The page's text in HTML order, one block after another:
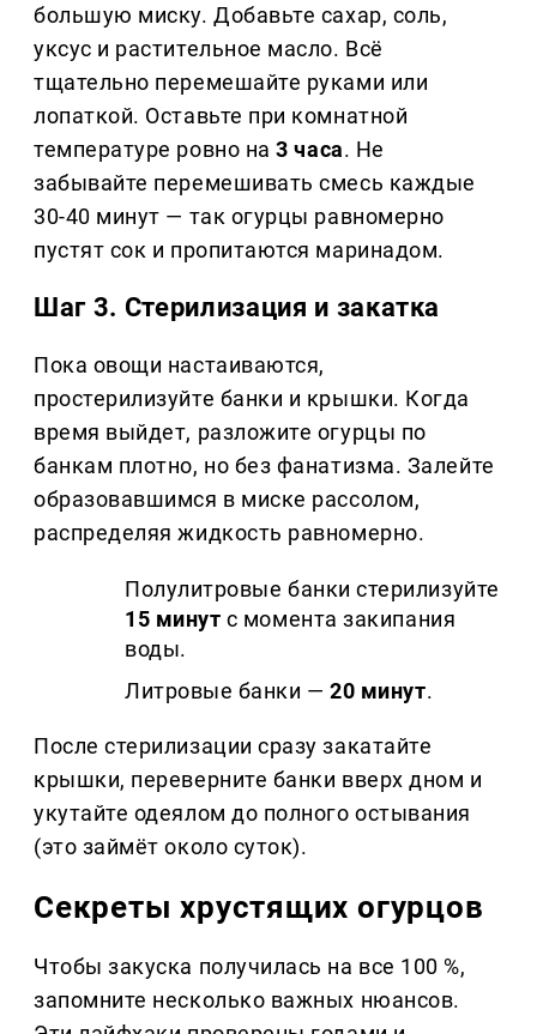
большую миску. Добавьте сахар, соль,
уксус и растительное масло. Всё
тщательно перемешайте руками или
лопаткой. Оставьте при комнатной
температуре ровно на3 часа. Не
забывайте перемешивать смесь каждые
30-40 минут — так огурцы равномерно
пустят сок и пропитаются маринадом.
Шаг 3. Стерилизация и закатка
Пока овощи настаиваются,
простерилизуйте банки и крышки. Когда
время выйдет, разложите огурцы по
банкам плотно, но без фанатизма. Залейте
образовавшимся в миске рассолом,
распределяя жидкость равномерно.
Полулитровые банки стерилизуйте
15 минут с момента закипания
воды.
Литровые банки —20 минут.
После стерилизации сразу закатайте
крышки, переверните банки вверх дном и
укутайте одеялом до полного остывания
(это займёт около суток).
Секреты хрустящих огурцов
Чтобы закуска получилась на все 100 %,
запомните несколько важных нюансов.